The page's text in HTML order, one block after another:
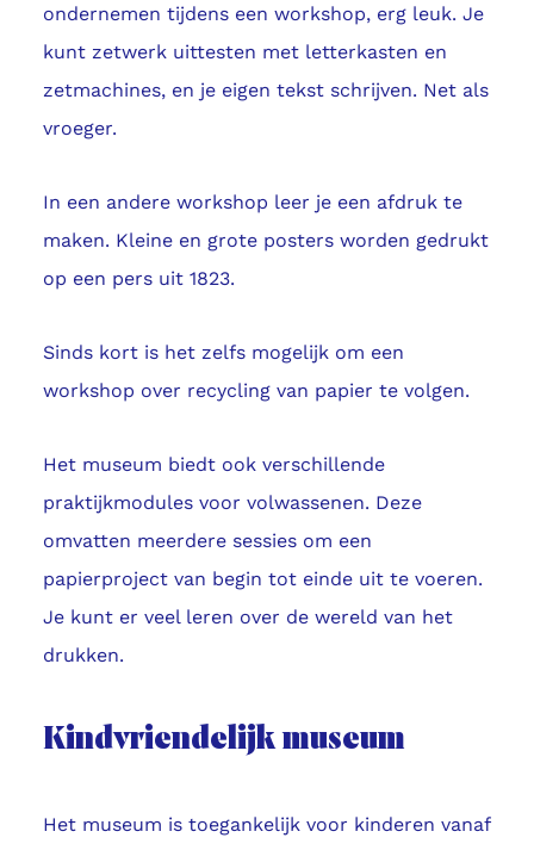
ondernemen tijdens een workshop, erg leuk. Je
kunt zetwerk uittesten met letterkasten en
zetmachines, en je eigen tekst schrijven. Net als
vroeger.
In een andere workshop leer je een afdruk te
maken. Kleine en grote posters worden gedrukt
op een pers uit 1823.
Sinds kort is het zelfs mogelijk om een
workshop over recycling van papier te volgen.
Het museum biedt ook verschillende
praktijkmodules voor volwassenen. Deze
omvatten meerdere sessies om een
papierproject van begin tot einde uit te voeren.
Je kunt er veel leren over de wereld van het
drukken.
Kindvriendelijk museum
Het museum is toegankelijk voor kinderen vanaf